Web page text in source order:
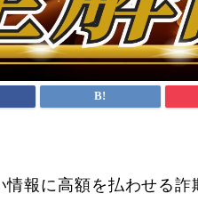
情報に高額を払わせる